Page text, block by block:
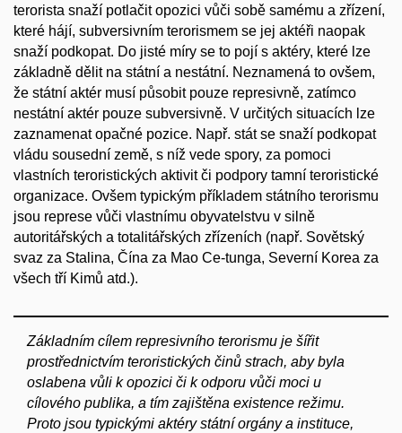
terorista snaží potlačit opozici vůči sobě samému a zřízení,
které hájí, subversivním terorismem se jej aktéři naopak
snaží podkopat. Do jisté míry se to pojí s aktéry, které lze
základně dělit na státní a nestátní. Neznamená to ovšem,
že státní aktér musí působit pouze represivně, zatímco
nestátní aktér pouze subversivně. V určitých situacích lze
zaznamenat opačné pozice. Např. stát se snaží podkopat
vládu sousední země, s níž vede spory, za pomoci
vlastních teroristických aktivit či podpory tamní teroristické
organizace. Ovšem typickým příkladem státního terorismu
jsou represe vůči vlastnímu obyvatelstvu v silně
autoritářských a totalitářských zřízeních (např. Sovětský
svaz za Stalina, Čína za Mao Ce-tunga, Severní Korea za
všech tří Kimů atd.).
Základním cílem represivního terorismu je šířit
prostřednictvím teroristických činů strach, aby byla
oslabena vůli k opozici či k odporu vůči moci u
cílového publika, a tím zajištěna existence režimu.
Proto jsou typickými aktéry státní orgány a instituce,